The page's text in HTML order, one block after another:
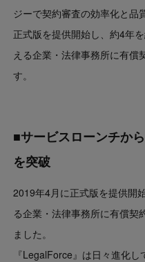
ジーで契約審査の効率化と品
正式版を提供開始し、約4年
える企業・法律事務所に有償
す。
■サービスローンチか
を突破
2019年4月に正式版を提供開
る企業・法律事務所に有償契
ました。
『LegalForce』は日々進化